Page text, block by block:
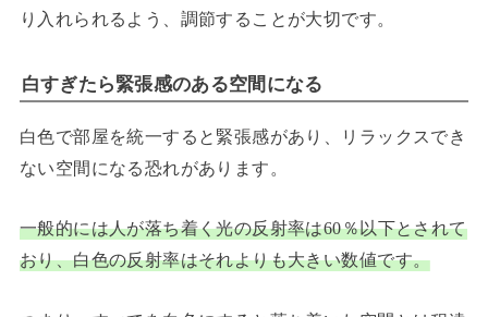
り入れられるよう、調節することが大切です。
白すぎたら緊張感のある空間になる
白色で部屋を統一すると緊張感があり、リラックスでき
ない空間になる恐れがあります。
一般的には人が落ち着く光の反射率は60％以下とされて
おり、白色の反射率はそれよりも大きい数値です。